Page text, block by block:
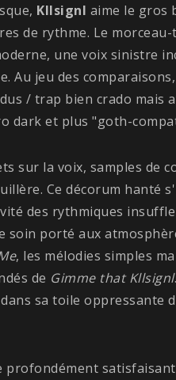
Kllsignl aime le gros
de rythme. Le
une voix sinistre
Au jeu des
/ trap bien crado mais
dark et plus "goth-
sur la voix, samples de
Ce décorum hanté
des rythmiques
soin porté aux
, les mélodies simples
de Gimme that Kllsignl
sa toile oppressante
profondément